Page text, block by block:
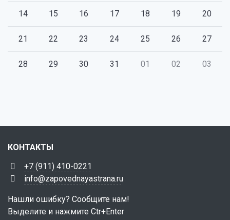
14 15 16 17 18 19 20
21 22 23 24 25 26 27
28 29 30 31 01 02 03
КОНТАКТЫ
+7 (911) 410-0221
info@zapovednayastrana.ru
Нашли ошибку? Сообщите нам!
Выделите и нажмите Ctr+Enter